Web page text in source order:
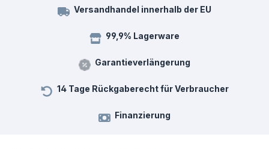
Versandhandel innerhalb der EU
99,9% Lagerware
Garantieverlängerung
14 Tage Rückgaberecht für Verbraucher
Finanzierung